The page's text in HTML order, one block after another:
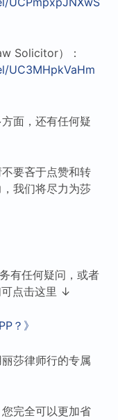
Solicitor）：
UC3MHpkVaHm
面，还有任何疑
要吝于点赞和转
我们将尽力为莎
有任何疑问，或者
可点击这里 ↓
？》
莎律师行的专属
完全可以更加省